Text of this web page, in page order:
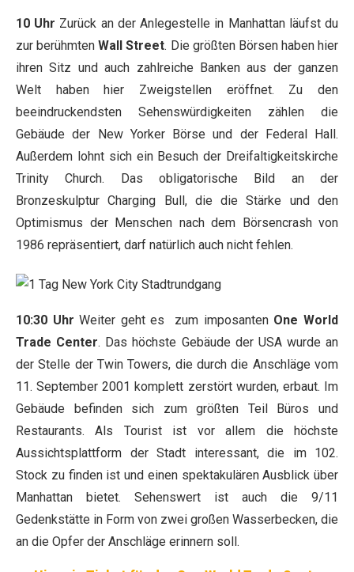
10 Uhr Zurück an der Anlegestelle in Manhattan läufst du
zur berühmtenWall Street. Die größten Börsen haben hier
ihren Sitz und auch zahlreiche Banken aus der ganzen
Welt haben hier Zweigstellen eröffnet. Zu den
beeindruckendsten Sehenswürdigkeiten zählen die
Gebäude der New Yorker Börse und der Federal Hall.
Außerdem lohnt sich ein Besuch der Dreifaltigkeitskirche
Trinity Church. Das obligatorische Bild an der
Bronzeskulptur Charging Bull, die die Stärke und den
Optimismus der Menschen nach dem Börsencrash von
1986 repräsentiert, darf natürlich auch nicht fehlen.
10:30 Uhr Weiter geht es zum imposanten One World
Trade Center. Das höchste Gebäude der USA wurde an
der Stelle der Twin Towers, die durch die Anschläge vom
11. September 2001 komplett zerstört wurden, erbaut. Im
Gebäude befinden sich zum größten Teil Büros und
Restaurants. Als Tourist ist vor allem die höchste
Aussichtsplattform der Stadt interessant, die im 102.
Stock zu finden ist und einen spektakulären Ausblick über
Manhattan bietet. Sehenswert ist auch die 9/11
Gedenkstätte in Form von zwei großen Wasserbecken, die
an die Opfer der Anschläge erinnern soll.